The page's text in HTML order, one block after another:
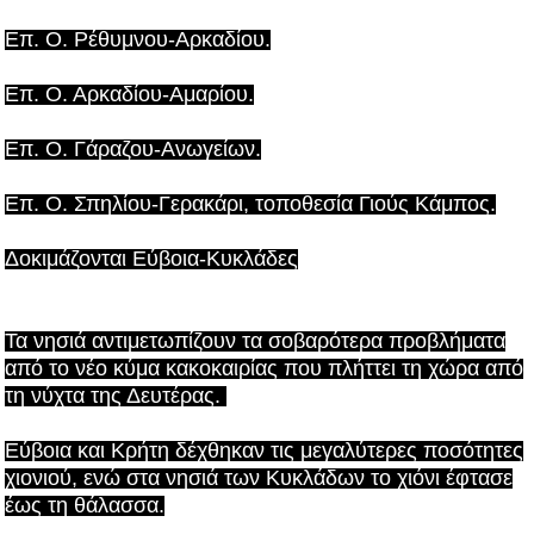
Επ. Ο. Ρέθυμνου-Αρκαδίου.
Επ. Ο. Αρκαδίου-Αμαρίου.
Επ. Ο. Γάραζου-Ανωγείων.
Επ. O. Σπηλίου-Γερακάρι, τοποθεσία Γιούς Κάμπος.
Δοκιμάζονται Εύβοια-Κυκλάδες
Τα νησιά αντιμετωπίζουν τα σοβαρότερα προβλήματα
από το νέο κύμα κακοκαιρίας που πλήττει τη χώρα από
τη νύχτα της Δευτέρας.
Εύβοια και Κρήτη δέχθηκαν τις μεγαλύτερες ποσότητες
χιονιού, ενώ στα νησιά των Κυκλάδων το χιόνι έφτασε
έως τη θάλασσα.